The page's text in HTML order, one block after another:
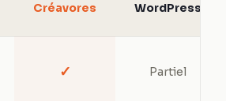
Créavores
WordPress
✓ Partiel